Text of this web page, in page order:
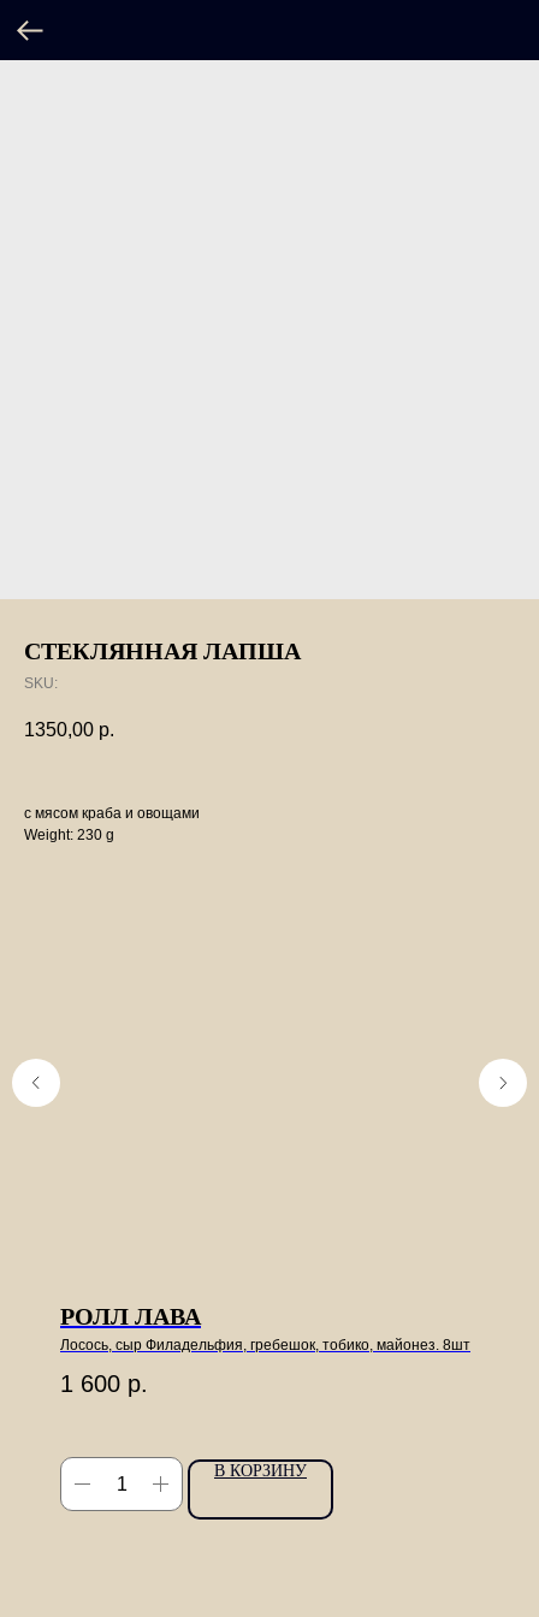
СТЕКЛЯННАЯ ЛАПША
SKU:
1350,00 р.
с мясом краба и овощами
Weight: 230 g
РОЛЛ ЛАВА
Лосось, сыр Филадельфия, гребешок, тобико, майонез. 8шт
1 600 р.
В КОРЗИНУ